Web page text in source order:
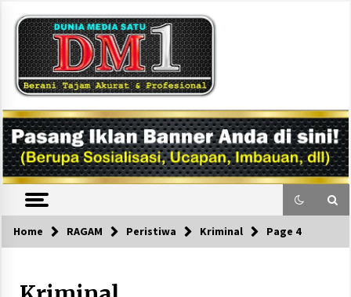
content
DM1
Home RAGAM Peristiwa Kriminal Page 4